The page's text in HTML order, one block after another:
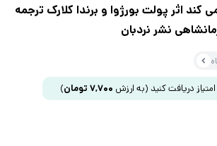
کند اثر پولت بورژوا و برندا کلارک ترجمه
نشر نردبان
امتیاز دریافت کنید (به ارزش 7,700 تومان)